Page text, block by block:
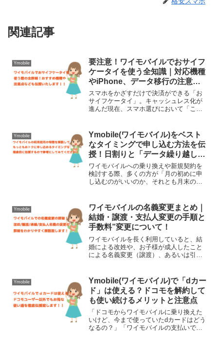
関連記事
Ymobile
要注意！ワイモバイルでおサイフ
ケータイを使う全知識｜対応機種
やiPhone、データ移行の注意点
まで徹底解説
スマホをかざすだけで決済ができる「お
サイフケータイ」。キャッシュレス化が
進んだ現在、スマホ選びにおいて「この
イルに乗り換えても、今まで通りおサイ
フケータイは使えるの？」...
Ymobile
Ymobile(ワイモバイル)をベスト
なタイミングで申し込む方法を伝
授！日割りと「データ繰り越し」
が重要！
ワイモバイルへの乗り換えや新規契約を
検討する際、多くの方が「月の初めに申
し込むのがいいのか、それとも月末の方
データ容量の付与ルールによって、数千
円単位で差が出てしまうこ...
Ymobile
ワイモバイルの名義変更まとめ｜
結婚・譲渡・支払人変更の手順と
手数料”変更について！
ワイモバイルを長く利用していると、結
婚による改姓や、お子様が成人したこと
による名義変更（譲渡）、あるいは引き
SIMでは名義変更（特に他人への譲渡）
ができないケースが多い...
Ymobile
Ymobile(ワイモバイル)で「dカー
ド」は使える？ドコモを解約して
も使い続けるメリットと注意点
「ドコモからワイモバイルに乗り換えた
いけど、今まで使っていたdカードはどう
なるの？」「ワイモバイルの支払いでもd